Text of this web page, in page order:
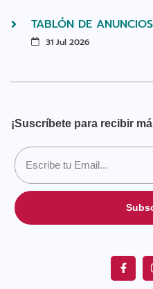
TABLÓN DE
31 Jul 2026
¡Suscríbete para recibir